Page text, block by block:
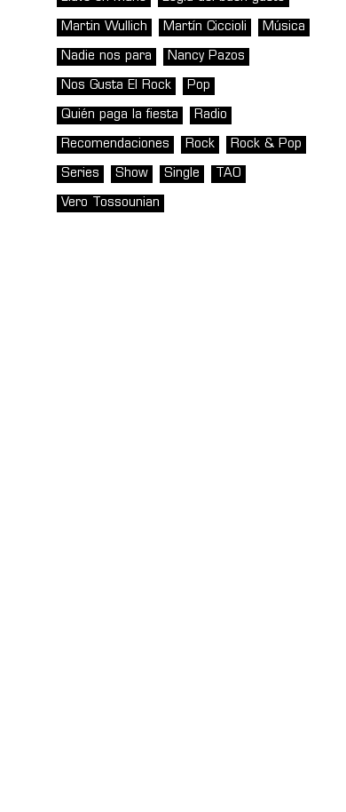
Martin Wullich Martín Ciccioli Música
Nadie nos para Nancy Pazos
Nos Gusta El Rock Pop
Quién paga la fiesta Radio
Recomendaciones Rock Rock & Pop
Series Show Single TAO
Vero Tossounian